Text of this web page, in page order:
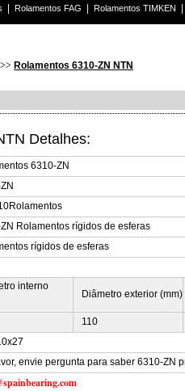
Rolamentos FAG Rolamentos TIMKEN
>> Rolamentos 6310-ZN NTN
Detalhes:
6310-ZN
Rolamentos rígidos de esferas
rígidos de esferas
interno
Diâmetro exterior (mm)
110
envie pergunta para saber 6310-ZN